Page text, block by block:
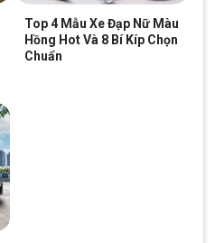
Top 4 Mẫu Xe Đạp Nữ Màu
Hồng Hot Và 8 Bí Kíp Chọn
Chuẩn